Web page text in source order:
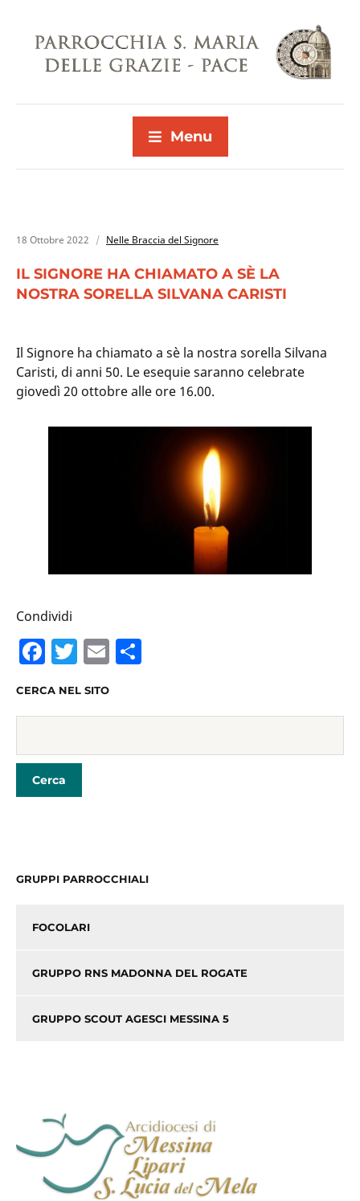
Menu
18 Ottobre 2022 Nelle Braccia del Signore
IL SIGNORE HA CHIAMATO A SÈ LA
NOSTRA SORELLA SILVANA CARISTI
Il Signore ha chiamato a sè la nostra sorella Silvana
Caristi, di anni 50. Le esequie saranno celebrate
giovedì 20 ottobre alle ore 16.00.
Condividi
F
c
e
b
o
o
T
w
itt
er
E
l di
vi
CERCA NEL SITO
GRUPPI PARROCCHIALI
FOCOLARI
GRUPPO RNS MADONNA DEL ROGATE
GRUPPO SCOUT AGESCI MESSINA 5